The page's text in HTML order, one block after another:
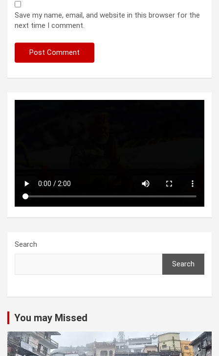
Save my name, email, and website in this browser for the
next time I comment.
Search
Search
You may Missed